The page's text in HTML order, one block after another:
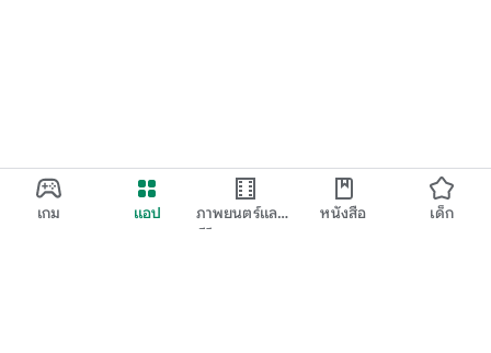
เกม แอป
ภาพยนตร์และ
ทีวี
หนังสือ เด็ก